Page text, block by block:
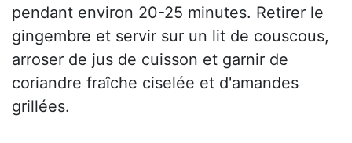
pendant environ 20-25 minutes. Retirer le
gingembre et servir sur un lit de couscous,
arroser de jus de cuisson et garnir de
coriandre fraîche ciselée et d'amandes
grillées.